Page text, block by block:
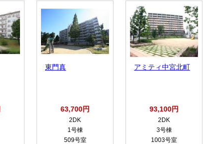
東門真
63,700円
2DK
1号棟
509号室
アミティ中宮北町
93,100円
2DK
3号棟
1003号室